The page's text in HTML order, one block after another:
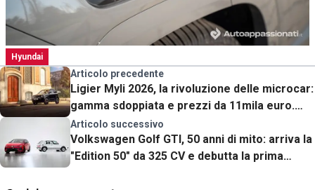
Hyundai
Articolo precedente
Ligier Myli 2026, la rivoluzione delle microcar:
gamma sdoppiata e prezzi da 11mila euro.
Ecco cosa cambia
Articolo successivo
Volkswagen Golf GTI, 50 anni di mito: arriva la
"Edition 50" da 325 CV e debutta la prima